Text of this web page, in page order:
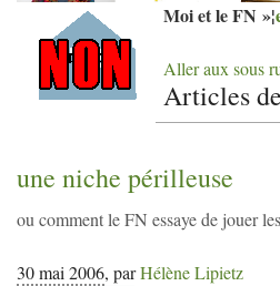
Moi et leFN »¦
Aller aux sous
Articles
une niche périlleuse
ou comment leFN essaye de jouer
30 mai 2006, parHélène Lipietz